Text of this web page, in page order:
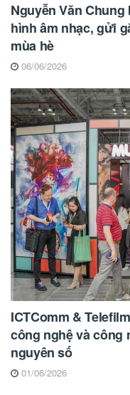
Nguyễn Văn
hình âm nhạc, gửi
mùa hè
06/06/2026
ICTComm &
công nghệ và công
nguyên số
01/06/2026